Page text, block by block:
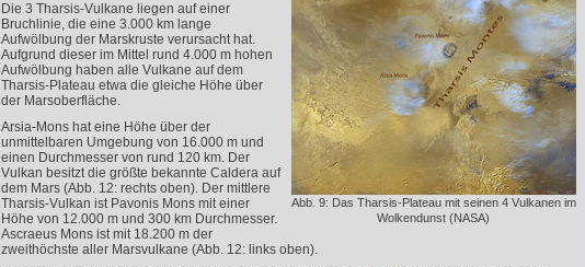
Abb. 9: Das Tharsis-Plateau mit seinen 4 Vulkanen im
Wolkendunst (NASA)
Die 3 Tharsis-Vulkane liegen auf einer
Bruchlinie, die eine 3.000 km lange
Aufwölbung der Marskruste verursacht hat.
Aufgrund dieser im Mittel rund 4.000 m hohen
Aufwölbung haben alle Vulkane auf dem
Tharsis-Plateau etwa die gleiche Höhe über
der Marsoberfläche.
Arsia-Mons hat eine Höhe über der
unmittelbaren Umgebung von 16.000 m und
einen Durchmesser von rund 120 km. Der
Vulkan besitzt die größte bekannte Caldera auf
dem Mars (Abb. 12: rechts oben). Der mittlere
Tharsis-Vulkan ist Pavonis Mons mit einer
Höhe von 12.000 m und 300 km Durchmesser.
Ascraeus Mons ist mit 18.200 m der
zweithöchste aller Marsvulkane (Abb. 12: links oben).